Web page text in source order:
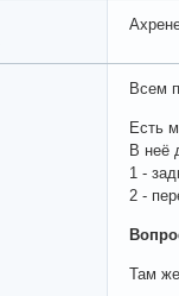
Всем
Есть
В неё
1 -
2 -
Там